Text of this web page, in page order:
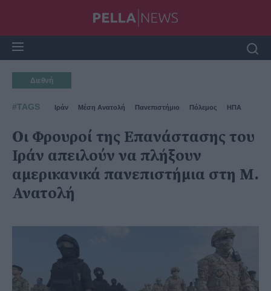
Διεθνή
#TAGS Ιράν Μέση Ανατολή Πανεπιστήμιο Πόλεμος ΗΠΑ
Οι Φρουροί της Επανάστασης του
Ιράν απειλούν να πλήξουν
αμερικανικά πανεπιστήμια στη Μ.
Ανατολή